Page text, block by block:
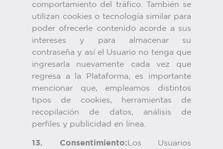
comportamiento del tráfico. También se
utilizan cookies o tecnología similar para
poder ofrecerle contenido acorde a sus
intereses y para almacenar su
contraseña y así el Usuario no tenga que
ingresarla nuevamente cada vez que
regresa a la Plataforma, es importante
mencionar que, empleamos distintos
tipos de cookies, herramientas de
recopilación de datos, análisis de
perfiles y publicidad en línea.
13. Consentimiento: Los Usuarios